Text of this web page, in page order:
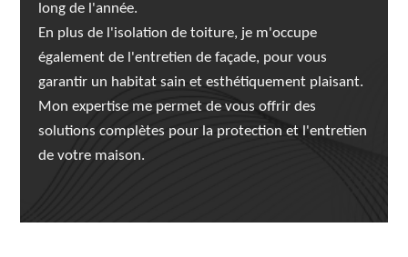
long de l'année.
En plus de l'isolation de toiture, je m'occupe
également de l'entretien de façade, pour vous
garantir un habitat sain et esthétiquement plaisant.
Mon expertise me permet de vous offrir des
solutions complètes pour la protection et l'entretien
de votre maison.